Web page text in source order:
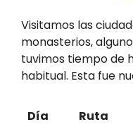
Visitamos las
monasterios,
tuvimos tiempo de
habitual. Esta fue
Día Ruta